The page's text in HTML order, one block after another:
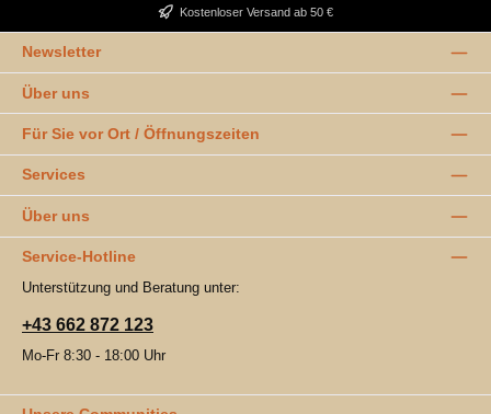
Kostenloser Versand ab 50 €
Newsletter
Über uns
Für Sie vor Ort / Öffnungszeiten
Services
Über uns
Service-Hotline
Unterstützung und Beratung unter:
+43 662 872 123
Mo-Fr 8:30 - 18:00 Uhr